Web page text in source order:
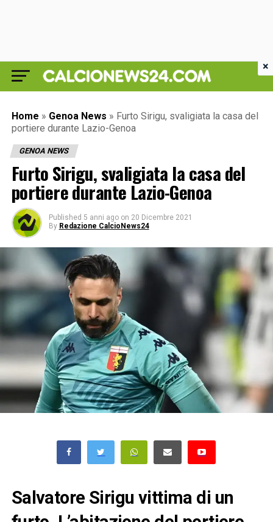
Home » Genoa News » Furto Sirigu, svaligiata la casa del
portiere durante Lazio-Genoa
GENOA NEWS
Furto Sirigu, svaligiata la casa del
portiere durante Lazio-Genoa
Published 5 anni ago on 20 Dicembre 2021
By Redazione CalcioNews24
Salvatore Sirigu vittima di un
×